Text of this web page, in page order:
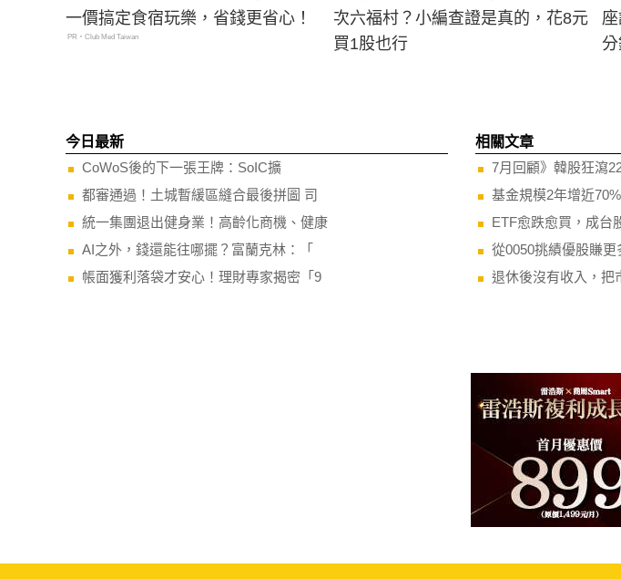
一價搞定食宿玩樂，省錢更省心！
PR・Club Med Taiwan
次六福村？小編查證是真的，花8元
買1股也行
今日最新
CoWoS後的下一張王牌：SoIC擴
都審通過！土城暫緩區縫合最後拼圖 司
統一集團退出健身業！高齡化商機、健康
AI之外，錢還能往哪擺？富蘭克林：「
帳面獲利落袋才安心！理財專家揭密「9
相關文章
7月回顧》韓股狂瀉
基金規模2年增近
ETF愈跌愈買，成台
從0050挑績優股賺
退休後沒有收入，把